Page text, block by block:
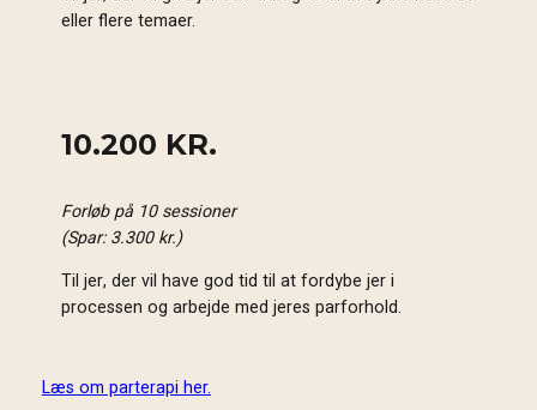
eller flere temaer.
10.200 KR.
Forløb på 10 sessioner
(Spar: 3.300 kr.)
Til jer, der vil have god tid til at fordybe jer i
processen og arbejde med jeres parforhold.
Læs om parterapi her.